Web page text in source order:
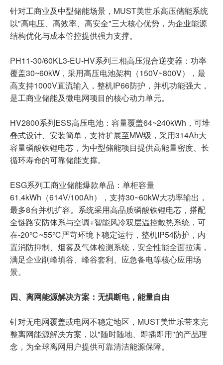
针对工商业及中型储能场景，MUST美世乐高压储能系统
以"高电压、高效率、高安全"三大核心优势，为企业能源
结构优化与成本管控提供强力支撑。
PH11-30/60KL3-EU-HV系列三相高压混合逆变器：功率
覆盖30~60kW，采用高压电池架构（150V~800V），最
高支持1000V直流输入，整机IP66防护，并机功能强大，
是工商业储能及微电网项目的核心动力单元。
HV2800系列ESS高压电池：容量覆盖64~240kWh，可堆
叠式设计、安装简单，支持扩展至MW级，采用314Ah大
容量磷酸铁锂电芯，为中型储能项目提供高能量密度、长
循环寿命的可靠储能支撑。
ESG系列工商业储能爆款单品：单柜容量
61.4kWh（614V/100Ah），支持30~60kW大功率输出，
最多8台并机扩容。系统采用高品质磷酸铁锂电芯，搭配
全链路安防体系与空调+智能风冷双层温控散热系统，可
在-20℃~55℃严苛环境下稳定运行，整机IP54防护，内
置消防抑制、烟雾及气体检测系统，安全性能全面拉满，
满足企业削峰填谷、峰谷套利、应急备电等核心应用场
景。
四、离网能源解决方案：无惧断电，能量自由
针对无电网覆盖或电网不稳定地区，MUST美世乐带来完
整离网能源解决方案，以"随时随地、即插即用"的产品理
念，为全球离网用户提供可靠清洁能源保障。